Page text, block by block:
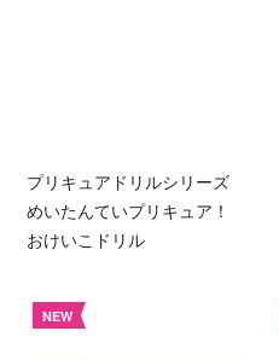
プリキュアドリルシリーズ
めいたんていプリキュア！
おけいこドリル
NEW